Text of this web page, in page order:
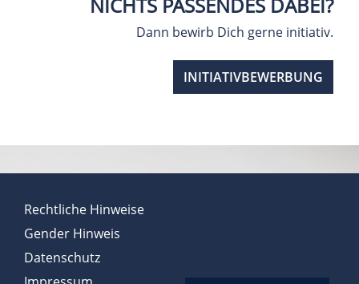
NICHTS PASSENDES DABEI?
Dann bewirb Dich gerne initiativ.
INITIATIVBEWERBUNG
Rechtliche Hinweise
Gender Hinweis
Datenschutz